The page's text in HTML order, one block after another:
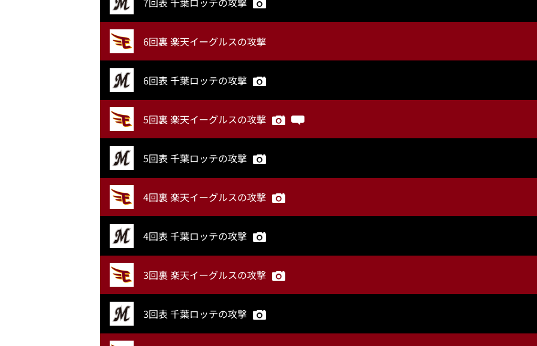
6回裏 楽天イーグルスの攻撃
6回表 千葉ロッテの攻撃
5回裏 楽天イーグルスの攻撃
5回表 千葉ロッテの攻撃
4回裏 楽天イーグルスの攻撃
4回表 千葉ロッテの攻撃
3回裏 楽天イーグルスの攻撃
3回表 千葉ロッテの攻撃